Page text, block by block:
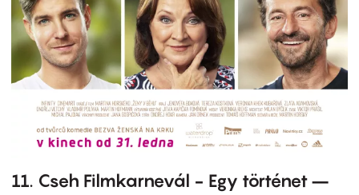
11. Cseh Filmkarnevál - Egy történet –